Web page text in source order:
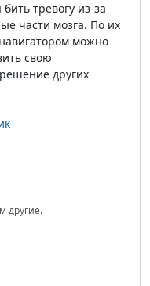
тревогу из-за
части мозга. По их
можно
свою
других
другие.